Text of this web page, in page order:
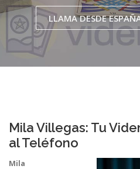
LLAMA DESDE
Mila Villegas: Tu
al Teléfono
Mila